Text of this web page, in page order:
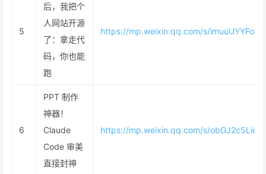
5
后，我把个
人网站开源
了：拿走代
码，你也能
跑
https://mp.weixin.qq.com/s/
6
PPT 制作
神器！
Claude
Code 审美
直接封神
https://mp.weixin.qq.com/s/